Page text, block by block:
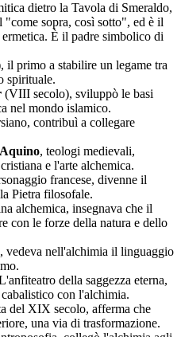
dietro la Tavola di Smeraldo,
"come sopra, così sotto", ed è il
È il padre simbolico di
il primo a stabilire un legame tra
spirituale.
(VIII secolo), sviluppò le basi
nel mondo islamico.
contribuì a collegare
, teologi medievali,
e l'arte alchemica.
francese, divenne il
Pietra filosofale.
alchemica, insegnava che il
con le forze della natura e dello
vedeva nell'alchimia il linguaggio
della saggezza eterna,
con l'alchimia.
del XIX secolo, afferma che
una via di trasformazione.